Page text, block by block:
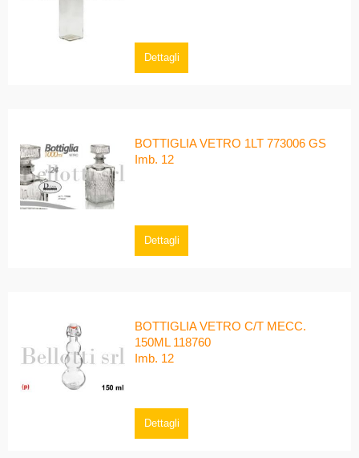
Dettagli
BOTTIGLIA VETRO 1LT 773006 GS
Imb. 12
Dettagli
BOTTIGLIA VETRO C/T MECC.
150ML 118760
Imb. 12
Dettagli